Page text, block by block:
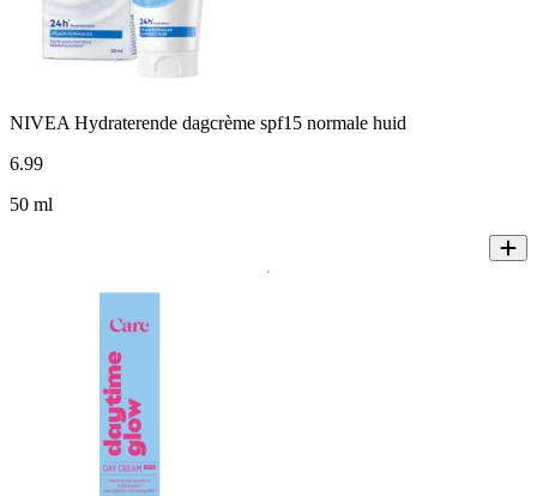
NIVEA Hydraterende dagcrème spf15 normale huid
6.99
50 ml